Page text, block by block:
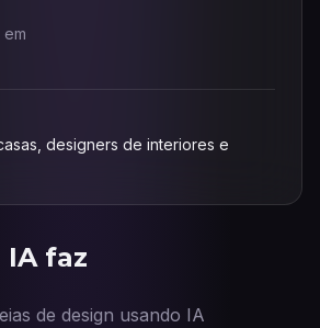
IA faz
de design usando IA
designers de interiores e